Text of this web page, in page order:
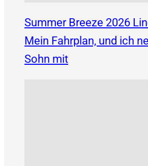
Summer Breeze 2026
Mein Fahrplan, und ich
Sohn mit